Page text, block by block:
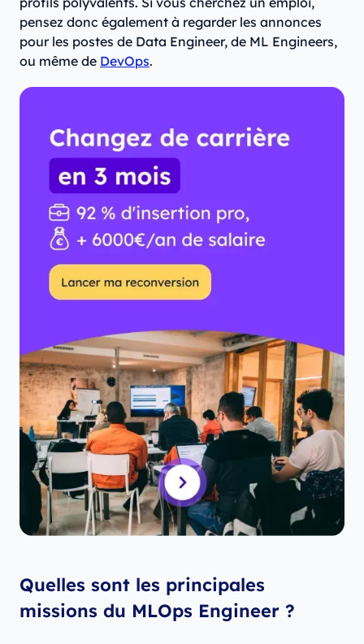
pensez donc également à regarder les annonces
pour les postes de Data Engineer, de ML Engineers,
ou même de DevOps.
Quelles sont les principales
missions du MLOps Engineer ?